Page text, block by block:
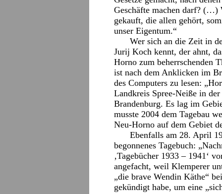
Geschäfte machen darf? (…)
gekauft, die allen gehört,
unser Eigentum.“
Wer sich an die Zeit in
Jurij Koch kennt, der ahnt,
Horno zum beherrschenden
ist nach dem Anklicken im
des Computers zu lesen:
Landkreis Spree-Neiße in
Brandenburg. Es lag im
musste 2004 dem Tagebau
Neu-Horno auf dem Gebiet
Ebenfalls am 28. April
begonnenes Tagebuch:
‚Tagebücher 1933 – 1941‘
angefacht, weil Klemperer
„die brave Wendin Käthe“
gekündigt habe, um eine